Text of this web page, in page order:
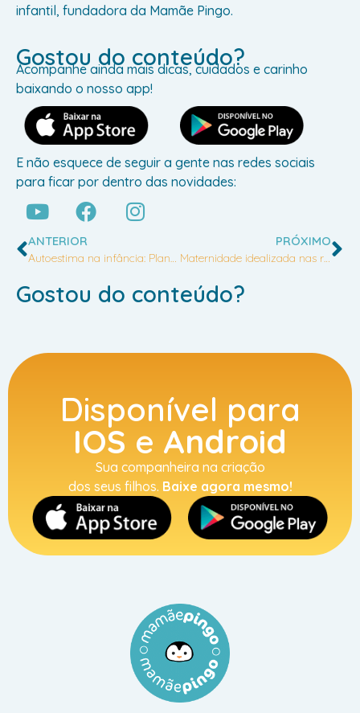
infantil, fundadora da Mamãe Pingo.
Gostou do conteúdo?
Acompanhe ainda mais dicas, cuidados e carinho
baixando o nosso app!
E não esquece de seguir a gente nas redes sociais
para ficar por dentro das novidades:
ANTERIOR
Autoestima na infância: Plantando sementes para um futuro feliz
PRÓXIMO
Maternidade idealizada nas redes sociais: A realidade além das fotos perfeitas
Gostou do conteúdo?
Disponível para
IOS e Android
Sua companheira na criação
dos seus filhos. Baixe agora mesmo!